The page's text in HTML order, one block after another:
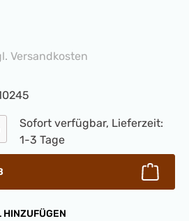
Versandkosten
Gib den gewünschten
Sofort verfügbar, Lieferzeit:
1-3 Tage
HINZUFÜGEN